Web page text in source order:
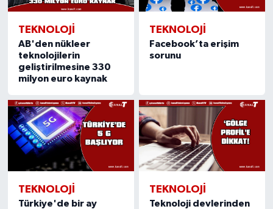
TEKNOLOJI
AB'den nükleer
teknolojilerin
geliştirilmesine 330
milyon euro kaynak
TEKNOLOJI
Facebook’ta erişim
sorunu
TEKNOLOJI
Türkiye'de bir ay
TEKNOLOJI
Teknoloji devlerinden